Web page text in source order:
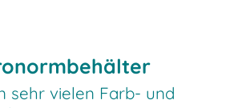
sehr vielen Farb- und